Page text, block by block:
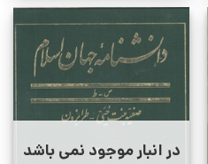
در انبار موجود نمی باشد